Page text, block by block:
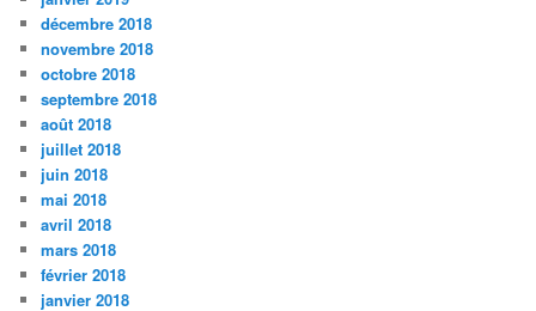
décembre 2018
novembre 2018
octobre 2018
septembre 2018
août 2018
juillet 2018
juin 2018
mai 2018
avril 2018
mars 2018
février 2018
janvier 2018